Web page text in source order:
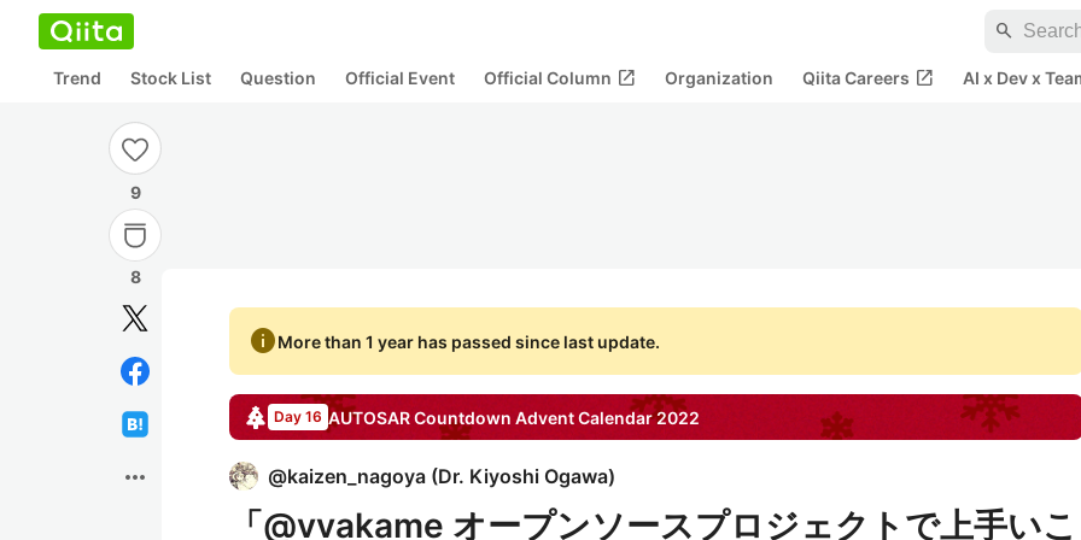
search
Trend Stock List Question Official Event Official Column open_in_new Organization Qiita Careers open_in_new AI x Dev x
9
8
more_horiz
infoMore than 1 year has passed since last update.
Day 16 AUTOSAR Countdown Advent Calendar 2022
@kaizen_nagoya (Dr. Kiyoshi Ogawa)
「@vvakame オープンソースプロジェクトで上手いこ